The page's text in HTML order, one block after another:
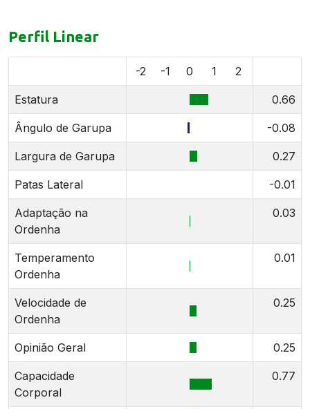
Perfil Linear
-2 -1 0 1 2
Estatura 0.66
Ângulo de Garupa -0.08
Largura de Garupa 0.27
Patas Lateral -0.01
Adaptação na
Ordenha
0.03
Temperamento
Ordenha
0.01
Velocidade de
Ordenha
0.25
Opinião Geral 0.25
Capacidade
Corporal
0.77